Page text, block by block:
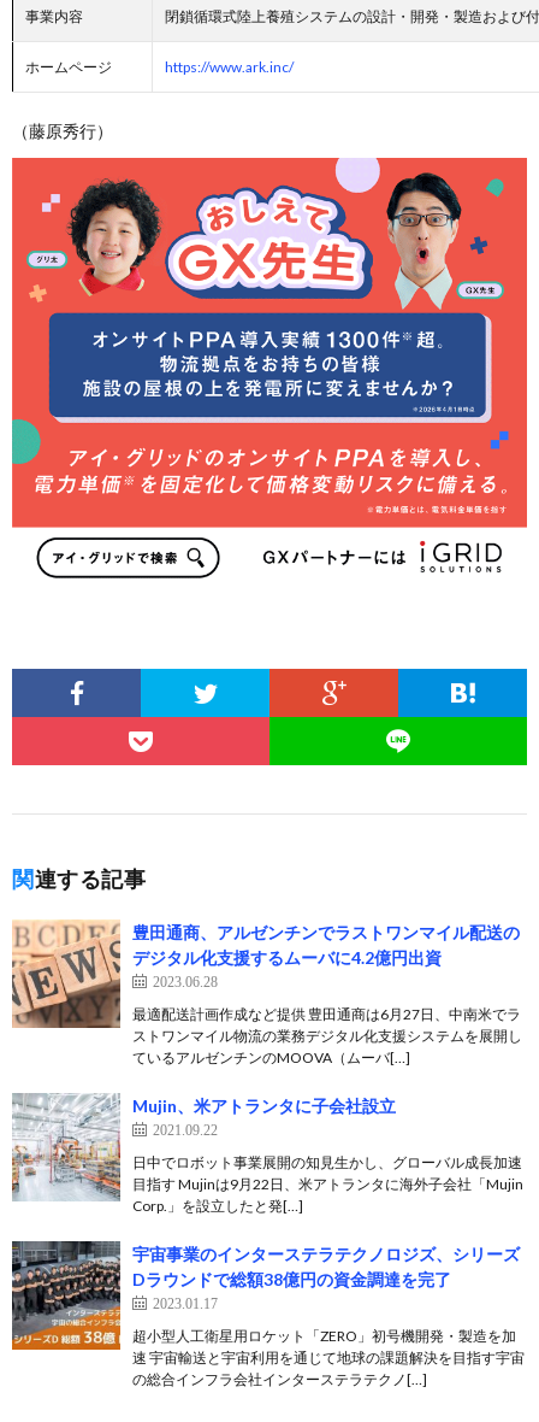
事業内容 閉鎖循環式陸上養殖システムの設計・開発・製造および
ホームページ https://www.ark.inc/
（藤原秀行）
関連する記事
豊田通商、アルゼンチンでラストワンマイル配送の
デジタル化支援するムーバに4.2億円出資
2023.06.28
最適配送計画作成など提供 豊田通商は6月27日、中南米でラ
ストワンマイル物流の業務デジタル化支援システムを展開し
ているアルゼンチンのMOOVA（ムーバ[…]
Mujin、米アトランタに子会社設立
2021.09.22
日中でロボット事業展開の知見生かし、グローバル成長加速
目指す Mujinは9月22日、米アトランタに海外子会社「Mujin
Corp.」を設立したと発[…]
宇宙事業のインターステラテクノロジズ、シリーズ
Dラウンドで総額38億円の資金調達を完了
2023.01.17
超小型人工衛星用ロケット「ZERO」初号機開発・製造を加
速 宇宙輸送と宇宙利用を通じて地球の課題解決を目指す宇宙
の総合インフラ会社インターステラテクノ[…]